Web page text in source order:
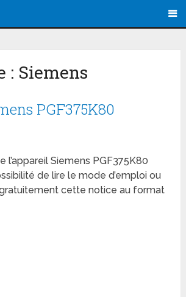
: Siemens
PGF375K80
l’appareil Siemens PGF375K80
de lire le mode d’emploi ou
cette notice au format